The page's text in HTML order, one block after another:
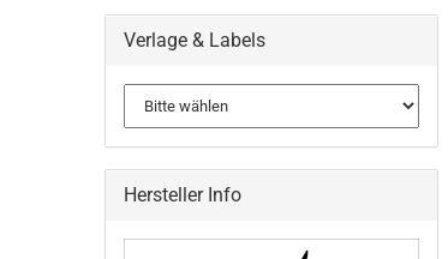
Verlage & Labels
Hersteller Info